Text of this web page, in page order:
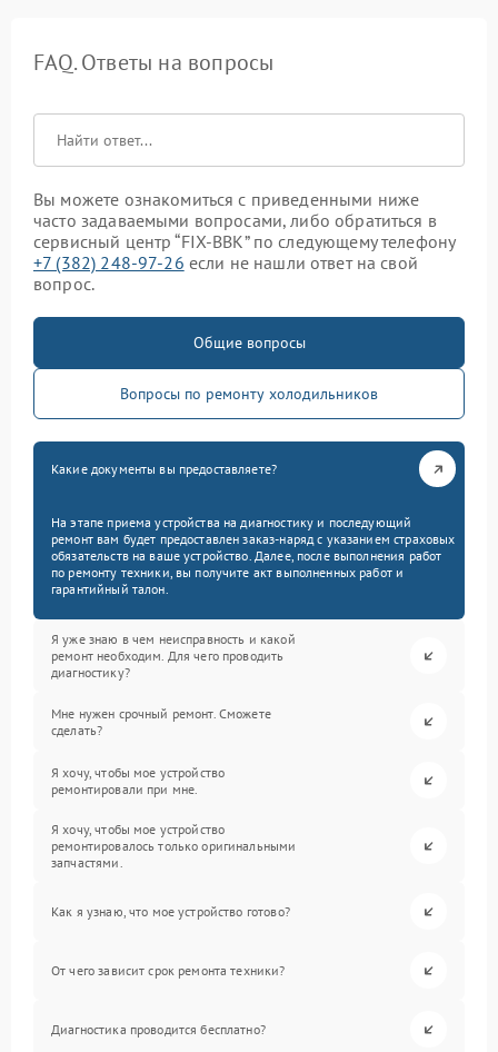
FAQ. Ответы на вопросы
Вы можете ознакомиться с приведенными ниже
часто задаваемыми вопросами, либо обратиться в
сервисный центр “FIX-BBK” по следующему телефону
+7 (382) 248-97-26 если не нашли ответ на свой
вопрос.
Общие вопросы
Вопросы по ремонту холодильников
Какие документы вы предоставляете?
На этапе приема устройства на диагностику и последующий
ремонт вам будет предоставлен заказ-наряд с указанием страховых
обязательств на ваше устройство. Далее, после выполнения работ
по ремонту техники, вы получите акт выполненных работ и
гарантийный талон.
Я уже знаю в чем неисправность и какой
ремонт необходим. Для чего проводить
диагностику?
Мне нужен срочный ремонт. Сможете
сделать?
Я хочу, чтобы мое устройство
ремонтировали при мне.
Я хочу, чтобы мое устройство
ремонтировалось только оригинальными
запчастями.
Как я узнаю, что мое устройство готово?
От чего зависит срок ремонта техники?
Диагностика проводится бесплатно?